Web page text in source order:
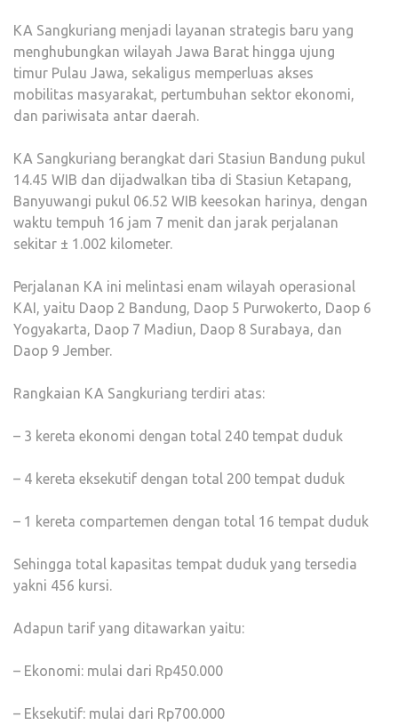
KA Sangkuriang menjadi layanan strategis baru yang
menghubungkan wilayah Jawa Barat hingga ujung
timur Pulau Jawa, sekaligus memperluas akses
mobilitas masyarakat, pertumbuhan sektor ekonomi,
dan pariwisata antar daerah.
KA Sangkuriang berangkat dari Stasiun Bandung pukul
14.45 WIB dan dijadwalkan tiba di Stasiun Ketapang,
Banyuwangi pukul 06.52 WIB keesokan harinya, dengan
waktu tempuh 16 jam 7 menit dan jarak perjalanan
sekitar ± 1.002 kilometer.
Perjalanan KA ini melintasi enam wilayah operasional
KAI, yaitu Daop 2 Bandung, Daop 5 Purwokerto, Daop 6
Yogyakarta, Daop 7 Madiun, Daop 8 Surabaya, dan
Daop 9 Jember.
Rangkaian KA Sangkuriang terdiri atas:
– 3 kereta ekonomi dengan total 240 tempat duduk
– 4 kereta eksekutif dengan total 200 tempat duduk
– 1 kereta compartemen dengan total 16 tempat duduk
Sehingga total kapasitas tempat duduk yang tersedia
yakni 456 kursi.
Adapun tarif yang ditawarkan yaitu:
– Ekonomi: mulai dari Rp450.000
– Eksekutif: mulai dari Rp700.000